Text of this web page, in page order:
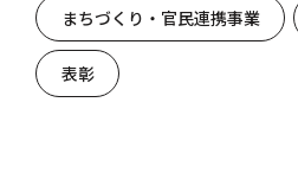
まちづくり・官民連携事業
表彰